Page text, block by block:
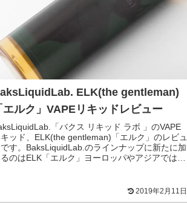
ELK(the gentleman)
エルク」VAPEリキッドレビュー
「バクス リキッド ラボ 」のVAPE
キッド、ELK(the gentleman)「エルク」のレビュ
す。BaksLiquidLab.のラインナップに新たに加
のはELK「エルク」ヨーロッパやアジアではヘ
2019年2月11日